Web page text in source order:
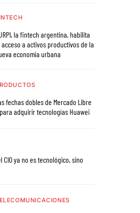
la fintech argentina, habilita
a activos productivos de la
economía urbana
fechas dobles de Mercado Libre
adquirir tecnologías Huawei
CIO ya no es tecnológico, sino